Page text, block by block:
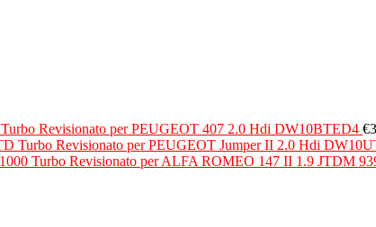
Turbo Revisionato per PEUGEOT 407 2.0 Hdi DW10BTED4 €
Turbo Revisionato per PEUGEOT Jumper II 2.0 Hdi
Turbo Revisionato per ALFA ROMEO 147 II 1.9 JTDM